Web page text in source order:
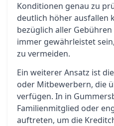
Konditionen genau zu
deutlich höher ausfallen
bezüglich aller
immer gewährleistet
zu vermeiden.
Ein weiterer Ansatz ist
oder Mitbewerbern, die
verfügen. In in
Familienmitglied oder
auftreten, um die